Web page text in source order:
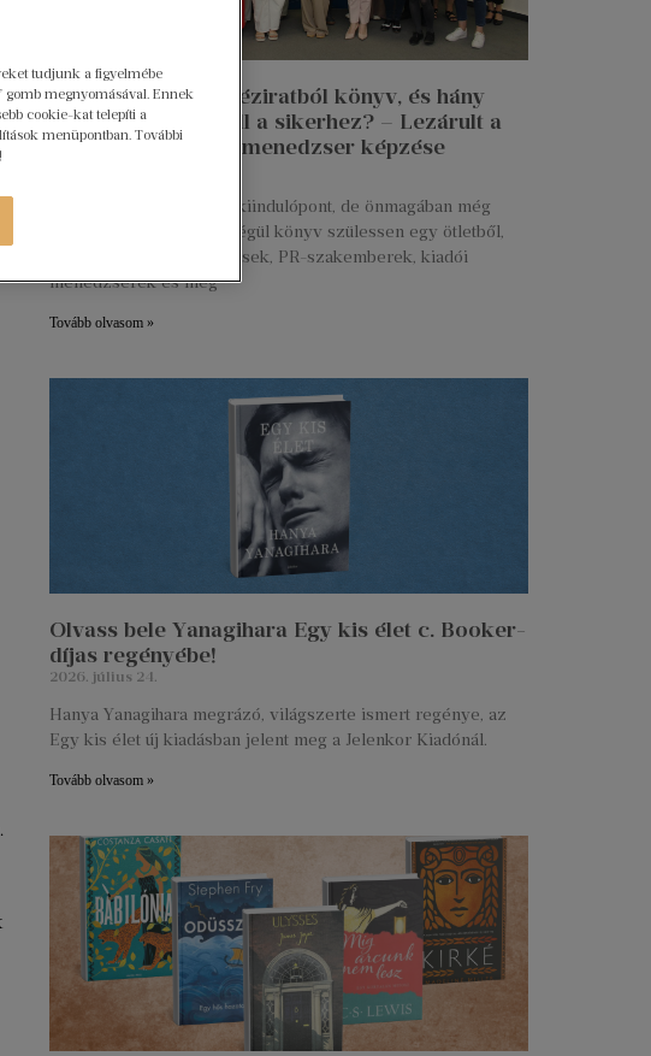
Hogyan lesz egy kéziratból könyv, és hány
ember munkája kell a sikerhez? – Lezárult a
Libri Talent kiadói menedzser képzése
Egy erős kézirat már jó kiindulópont, de önmagában még
nem elég. Ahhoz, hogy végül könyv szülessen egy ötletből,
szerkesztők, marketingesek, PR-szakemberek, kiadói
menedzserek és még
Tovább olvasom »
Olvass bele Yanagihara Egy kis élet c. Booker-
díjas regényébe!
2026. július 24.
Hanya Yanagihara megrázó, világszerte ismert regénye, az
Egy kis élet új kiadásban jelent meg a Jelenkor Kiadónál.
Tovább olvasom »
tudjunk a figyelmébe
gomb megnyomásával. Ennek
cookie-kat telepíti a
menüpontban. További
!